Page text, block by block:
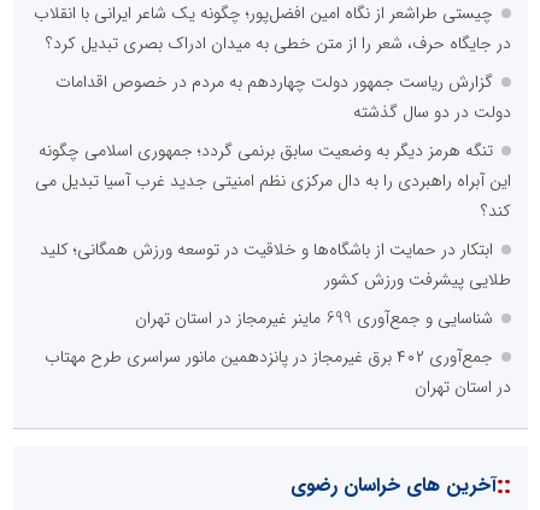
چیستی طراشعر از نگاه امین افضل‌پور؛ چگونه یک شاعر ایرانی با انقلاب
در جایگاه حرف، شعر را از متن خطی به میدان ادراک بصری تبدیل کرد؟
گزارش ریاست جمهور دولت چهاردهم به مردم در خصوص اقدامات
دولت در دو سال گذشته
تنگه هرمز دیگر به وضعیت سابق برنمی گردد؛ جمهوری اسلامی چگونه
این آبراه راهبردی را به دال مرکزی نظم امنیتی جدید غرب آسیا تبدیل می
کند؟
ابتکار در حمایت از باشگاه‌ها و خلاقیت در توسعه ورزش همگانی؛ کلید
طلایی پیشرفت ورزش کشور
شناسایی و جمع‌آوری 699 ماینر غیرمجاز در استان تهران
جمع‌آوری ۴۰۲ برق غیرمجاز در پانزدهمین مانور سراسری طرح مهتاب
در استان تهران
::آخرین های خراسان رضوی